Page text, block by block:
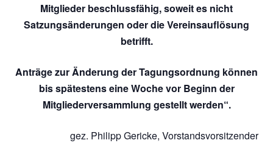
Mitglieder beschlussfähig, soweit es nicht
Satzungsänderungen oder die Vereinsauflösung
betrifft.
Anträge zur Änderung der Tagungsordnung können
bis spätestens eine Woche vor Beginn der
Mitgliederversammlung gestellt werden“.
gez. Philipp Gericke, Vorstandsvorsitzender